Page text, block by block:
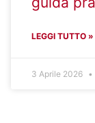
LEGGI TUTTO »
3 Aprile 2026